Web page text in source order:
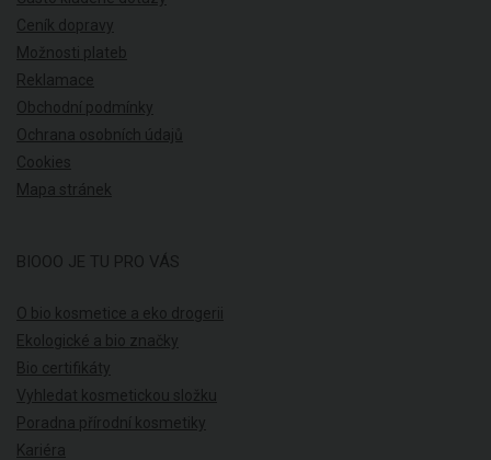
Ceník dopravy
Možnosti plateb
Reklamace
Obchodní podmínky
Ochrana osobních údajů
Cookies
Mapa stránek
BIOOO JE TU PRO VÁS
O bio kosmetice a eko drogerii
Ekologické a bio značky
Bio certifikáty
Vyhledat kosmetickou složku
Poradna přírodní kosmetiky
Kariéra